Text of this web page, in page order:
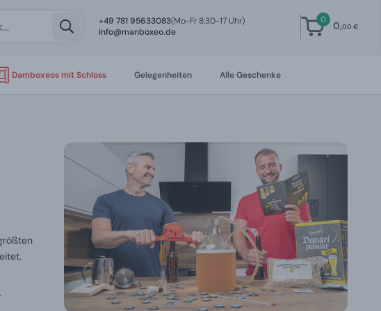
+49 781 95633083(Mo-Fr 8:30-17 Uhr)
info@manboxeo.de
0 0,00 €
Damboxeos mit Schloss Gelegenheiten Alle Geschenke